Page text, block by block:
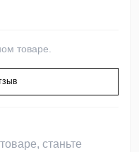
товаре.
станьте